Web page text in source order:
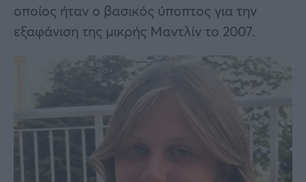
οποίος ήταν ο βασικός ύποπτος για την
εξαφάνιση της μικρής Μαντλίν το 2007.